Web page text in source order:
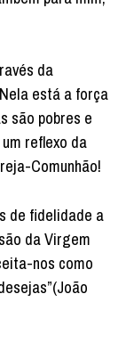
da
está a força
são pobres e
reflexo da
Comunhão!
de fidelidade a
da Virgem
nos como